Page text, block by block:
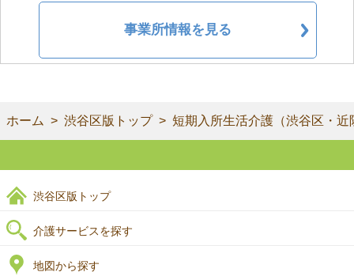
事業所情報を見る
ホーム 渋谷区版トップ 短期入所生活介護（渋谷区・近
渋谷区版トップ
介護サービスを探す
地図から探す